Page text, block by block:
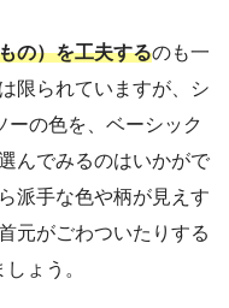
の）を工夫するのも一
限られていますが、シ
ーの色を、ベーシック
んでみるのはいかがで
派手な色や柄が見えす
元がごわついたりする
ょう。